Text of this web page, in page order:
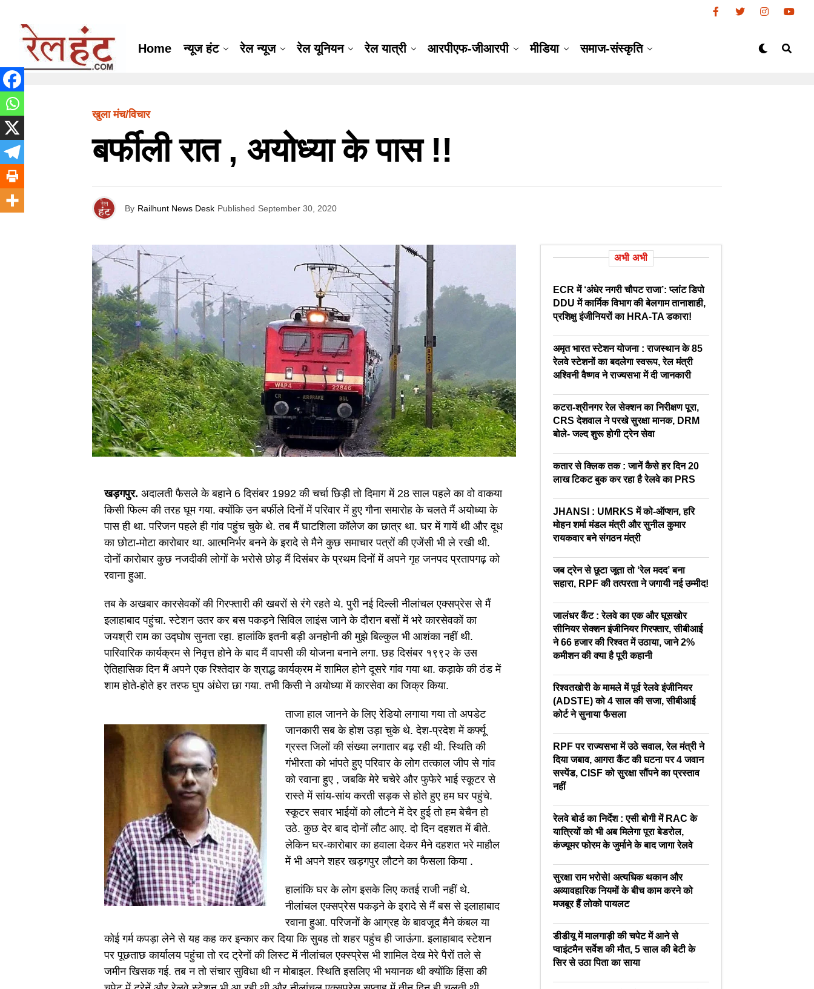
Home न्यूज हंट रेल न्यूज रेल यूनियन रेल यात्री आरपीएफ-जीआरपी मीडिया समाज-संस्कृति
खुला मंच/विचार
बर्फीली रात , अयोध्या के पास !!
By Railhunt News Desk Published September 30, 2020
खड़गपुर. अदालती फैसले के बहाने 6 दिसंबर 1992 की चर्चा छिड़ी तो दिमाग में 28 साल पहले का वो वाकया
किसी फिल्म की तरह घूम गया. क्योंकि उन बर्फीले दिनों में परिवार में हुए गौना समारोह के चलते मैं अयोध्या के
पास ही था. परिजन पहले ही गांव पहुंच चुके थे. तब मैं घाटशिला कॉलेज का छात्र था. घर में गायें थी और दूध
का छोटा-मोटा कारोबार था. आत्मनिर्भर बनने के इरादे से मैने कुछ समाचार पत्रों की एजेंसी भी ले रखी थी.
दोनों कारोबार कुछ नजदीकी लोगों के भरोसे छोड़ मैं दिसंबर के प्रथम दिनों में अपने गृह जनपद प्रतापगढ़ को
रवाना हुआ.
तब के अखबार कारसेवकों की गिरफ्तारी की खबरों से रंगे रहते थे. पुरी नई दिल्ली नीलांचल एक्सप्रेस से मैं
इलाहाबाद पहुंचा. स्टेशन उतर कर बस पकड़ने सिविल लाइंस जाने के दौरान बसों में भरे कारसेवकों का
जयश्री राम का उद्घोष सुनता रहा. हालांकि इतनी बड़ी अनहोनी की मुझे बिल्कुल भी आशंका नहीं थी.
पारिवारिक कार्यक्रम से निवृत्त होने के बाद मैं वापसी की योजना बनाने लगा. छह दिसंबर १९९२ के उस
ऐतिहासिक दिन मैं अपने एक रिश्तेदार के श्राद्ध कार्यक्रम में शामिल होने दूसरे गांव गया था. कड़ाके की ठंड में
शाम होते-होते हर तरफ घुप अंधेरा छा गया. तभी किसी ने अयोध्या में कारसेवा का जिक्र किया.
ताजा हाल जानने के लिए रेडियो लगाया गया तो अपडेट
जानकारी सब के होश उड़ा चुके थे. देश-प्रदेश में कर्फ्यू
ग्रस्त जिलों की संख्या लगातार बढ़ रही थी. स्थिति की
गंभीरता को भांपते हुए परिवार के लोग तत्काल जीप से गांव
को रवाना हुए , जबकि मेरे चचेरे और फुफेरे भाई स्कूटर से
रास्ते में सांय-सांय करती सड़क से होते हुए हम घर पहुंचे.
स्कूटर सवार भाईयों को लौटने में देर हुई तो हम बेचैन हो
उठे. कुछ देर बाद दोनों लौट आए. दो दिन दहशत में बीते.
लेकिन घर-कारोबार का हवाला देकर मैने दहशत भरे माहौल
में भी अपने शहर खड़गपुर लौटने का फैसला किया .
हालांकि घर के लोग इसके लिए कतई राजी नहीं थे.
नीलांचल एक्सप्रेस पकड़ने के इरादे से मैं बस से इलाहाबाद
रवाना हुआ. परिजनों के आग्रह के बावजूद मैने कंबल या
कोई गर्म कपड़ा लेने से यह कह कर इन्कार कर दिया कि सुबह तो शहर पहुंच ही जाऊंगा. इलाहाबाद स्टेशन
पर पूछताछ कार्यालय पहुंचा तो रद ट्रेनों की लिस्ट में नीलांचल एक्स्प्रेस भी शामिल देख मेरे पैरों तले से
जमीन खिसक गई. तब न तो संचार सुविधा थी न मोबाइल. स्थिति इसलिए भी भयानक थी क्योंकि हिंसा की
अभी अभी
ECR में ‘अंधेर नगरी चौपट राजा’: प्लांट डिपो
DDU में कार्मिक विभाग की बेलगाम तानाशाही,
प्रशिक्षु इंजीनियरों का HRA-TA डकारा!
अमृत भारत स्टेशन योजना : राजस्थान के 85
रेलवे स्टेशनों का बदलेगा स्वरूप, रेल मंत्री
अश्विनी वैष्णव ने राज्यसभा में दी जानकारी
कटरा-श्रीनगर रेल सेक्शन का निरीक्षण पूरा,
CRS देशवाल ने परखे सुरक्षा मानक, DRM
बोले- जल्द शुरू होगी ट्रेन सेवा
कतार से क्लिक तक : जानें कैसे हर दिन 20
लाख टिकट बुक कर रहा है रेलवे का PRS
JHANSI : UMRKS में को-ऑप्शन, हरि
मोहन शर्मा मंडल मंत्री और सुनील कुमार
रायकवार बने संगठन मंत्री
जब ट्रेन से छूटा जूता तो ‘रेल मदद’ बना
सहारा, RPF की तत्परता ने जगायी नई उम्मीद!
जालंधर कैंट : रेलवे का एक और घूसखोर
सीनियर सेक्शन इंजीनियर गिरफ्तार, सीबीआई
ने 66 हजार की रिश्वत में उठाया, जाने 2%
कमीशन की क्या है पूरी कहानी
रिश्वतखोरी के मामले में पूर्व रेलवे इंजीनियर
(ADSTE) को 4 साल की सजा, सीबीआई
कोर्ट ने सुनाया फैसला
RPF पर राज्यसभा में उठे सवाल, रेल मंत्री ने
दिया जबाव, आगरा कैंट की घटना पर 4 जवान
सस्पेंड, CISF को सुरक्षा सौंपने का प्रस्ताव
नहीं
रेलवे बोर्ड का निर्देश : एसी बोगी में RAC के
यात्रियों को भी अब मिलेगा पूरा बेडरोल,
कंज्यूमर फोरम के जुर्माने के बाद जागा रेलवे
सुरक्षा राम भरोसे! अत्यधिक थकान और
अव्यावहारिक नियमों के बीच काम करने को
मजबूर हैं लोको पायलट
डीडीयू में मालगाड़ी की चपेट में आने से
प्वाइंटमैन सर्वेश की मौत, 5 साल की बेटी के
सिर से उठा पिता का साया